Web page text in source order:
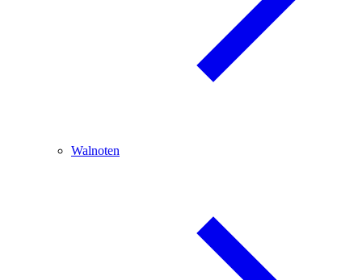
Walnoten